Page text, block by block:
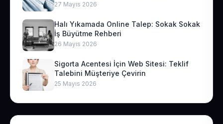
27 Mayıs 2026
Halı Yıkamada Online Talep: Sokak Sokak
İş Büyütme Rehberi
26 Mayıs 2026
Sigorta Acentesi İçin Web Sitesi: Teklif
Talebini Müşteriye Çevirin
25 Mayıs 2026